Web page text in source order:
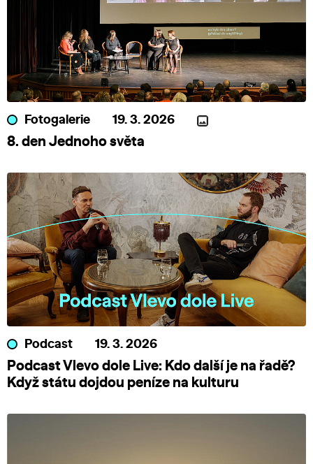
Fotogalerie 19. 3. 2026
8. den Jednoho světa
Podcast 19. 3. 2026
Podcast Vlevo dole Live: Kdo další je na řadě?
Když státu dojdou peníze na kulturu